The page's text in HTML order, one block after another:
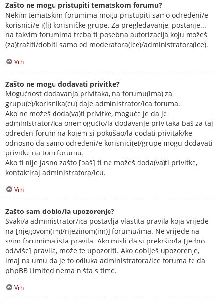
Zašto ne mogu pristupiti tematskom forumu?
Nekim tematskim forumima mogu pristupiti samo određeni/e
korisnici/e i(li) korisničke grupe. Za pregledavanje, postanje...
na takvim forumima treba ti posebna autorizacija koju možeš
(za)tražiti/dobiti samo od moderatora(ice)/administratora(ice).
Vrh
Zašto ne mogu dodavati privitke?
Mogućnost dodavanja privitaka, na forumu(ima) za
grupu(e)/korisnika(cu) daje administrator/ica foruma.
Ako ne možeš doda(va)ti privitke, moguće je da je
administrator/ica onemogućio/la dodavanje privitaka baš za taj
određen forum na kojem si pokušao/la dodati privitak/ke
odnosno da samo određeni/e korisnici(e)/grupe mogu dodavati
privitke na tom forumu.
Ako ti nije jasno zašto [baš] ti ne možeš doda(va)ti privitke,
kontaktiraj administratora/icu.
Vrh
Zašto sam dobio/la upozorenje?
Svaki/a administrator/ica postavlja vlastita pravila koja vrijede
na [njegovom(im)/njezinom(im)] forumu/ima. Ne vrijede na
svim forumima ista pravila. Ako misli da si prekršio/la [jedno
od/više] pravila, može te upozoriti. Ako dobiješ upozorenje,
imaj na umu da je to odluka administratora/ice foruma te da
phpBB Limited nema ništa s time.
Vrh